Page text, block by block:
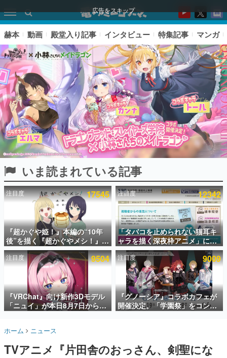
広告をスキップ
ピックアップ
電ファミのいま読まれている記事ランキング
アプリセール情報
インタビュー
連載・特集一覧
殿堂入り記事
SNS拡散数が数千以上！ ページビュー数万以上！ などな
ど。多くの人々に読まれた、電ファミ渾身の“殿堂入り”記
事をまとめました。
名作ゲームクリエイターの方々に製作時のエピソードをお
きます。
赫本 動画 殿堂入り記事 インタビュー 特集記事 マンガ
いま読まれている記事
注目度 17545
『超かぐや姫！』本編の“10年
後”を描く『超かぐやメシ！』
Web連載決定。新たなWebマン
ガレーベル「ビビビコミック」
にて特別話が掲載スタート、あ
のお話には…まだ続きがある！
注目度 12342
「タバコを止められない猫耳キ
ャラを描く深夜枠アニメ」に視
聴者の一部から批判意見。違法
薬物の使用と思しき描写も含め
て、BPOが議論を交わす
注目度 9504
『VRChat』向け新作3Dモデル
「ニュイ」が本日8月7日から
BOOTHにて発売。瞳に光る星
わいい
注目度 9009
『グノーシア』コラボカフェが
開催決定。「学園祭」をコンセ
プトに、模擬店やセツやSQ、ラ
ホーム ニュース
TVアニメ『片田舎のおっさん、剣聖にな